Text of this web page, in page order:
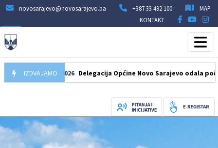
novosarajevo@novosarajevo.ba +387 33 492 100
MAP
KONTAKT
IZDVAJAMO
07.08.2026 Delegacija Općine Novo Sarajevo odala počast